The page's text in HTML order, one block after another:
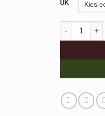
UK
Durea 9722